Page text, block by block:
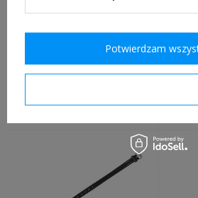
Gumka korka do manierki
9,00 zł
Potwierdzam